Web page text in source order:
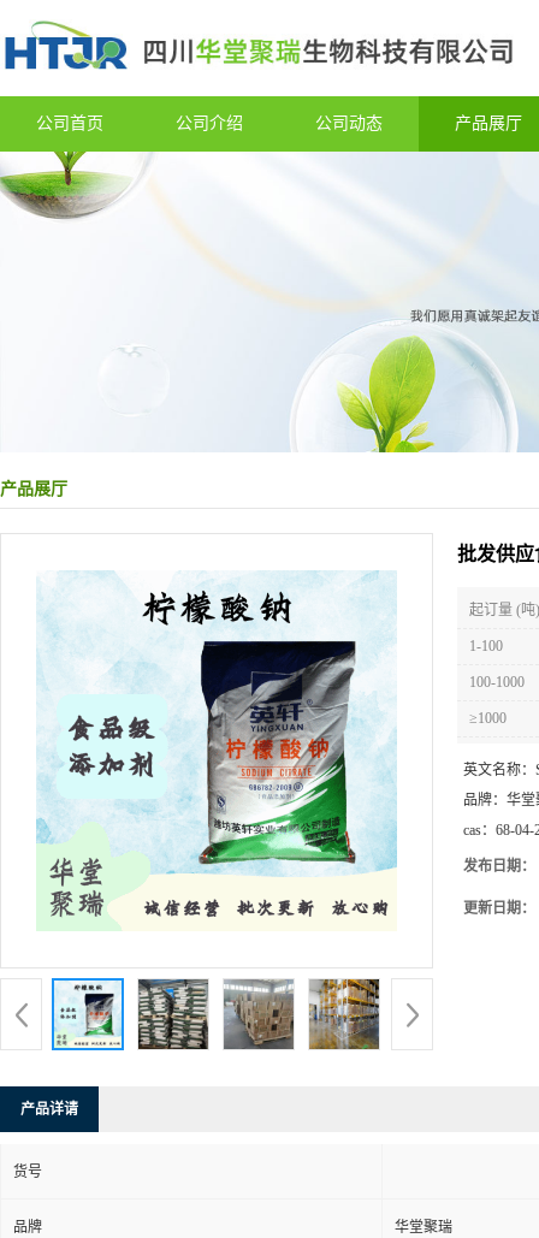
公司首页 公司介绍 公司动态 产品展厅
产品展厅
批发供应
起订量 (吨)
1-100
100-1000
≥1000
英文名称：
品牌： 华堂
cas： 68-04-
发布日期：
更新日期：
产品详请
货号
品牌 华堂聚瑞